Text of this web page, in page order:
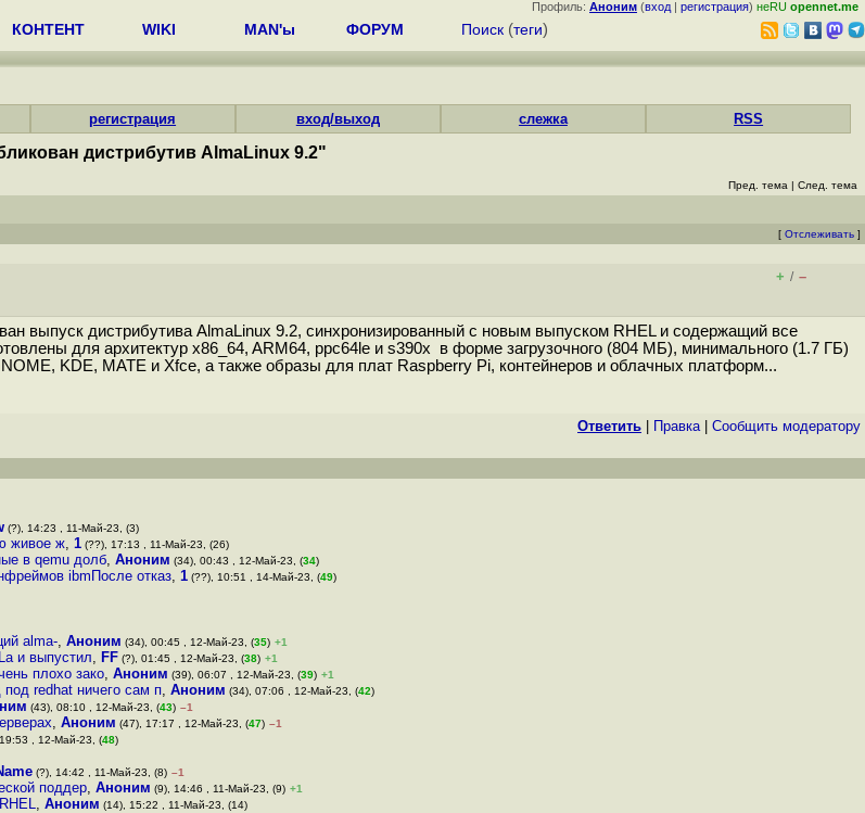
Профиль: Аноним (вход | регистрация) неRU opennet.me
КОНТЕНТ WIKI MAN'ы ФОРУМ Поиск (теги)
регистрация вход/выход слежка RSS
дистрибутив AlmaLinux 9.2"
Пред. тема | След. тема
[ Отслеживать ]
+ / –
выпуск дистрибутива AlmaLinux 9.2, синхронизированный c новым выпуском RHEL и содержащий все
для архитектур x86_64, ARM64, ppc64le и s390x в форме загрузочного (804 МБ), минимального (1.7 ГБ)
KDE, MATE и Xfce, а также образы для плат Raspberry Pi, контейнеров и облачных платформ...
Ответить Правка| Cообщить модератору
(?), 14:23 , 11-Май-23, (3)
живое ж, 1 (??), 17:13 , 11-Май-23, (26)
в qemu долб, Аноним (34), 00:43 , 12-Май-23, (34)
ibmПосле отказ, 1 (??), 10:51 , 14-Май-23, (49)
alma-, Аноним (34), 00:45 , 12-Май-23, (35) +1
и выпустил, FF (?), 01:45 , 12-Май-23, (38) +1
плохо зако, Аноним (39), 06:07 , 12-Май-23, (39) +1
redhat ничего сам п, Аноним (34), 07:06 , 12-Май-23, (42)
(43), 08:10 , 12-Май-23, (43) –1
, Аноним (47), 17:17 , 12-Май-23, (47) –1
, 12-Май-23, (48)
(?), 14:42 , 11-Май-23, (8) –1
поддер, Аноним (9), 14:46 , 11-Май-23, (9) +1
, Аноним (14), 15:22 , 11-Май-23, (14)